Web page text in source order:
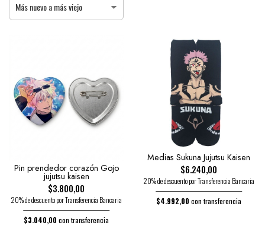
Pin prendedor corazón Gojo
jujutsu kaisen
$3.800,00
20% de descuento por Transferencia Bancaria
$3.040,00 con transferencia
Medias Sukuna Jujutsu Kaisen
$6.240,00
20% de descuento por Transferencia Bancaria
$4.992,00 con transferencia